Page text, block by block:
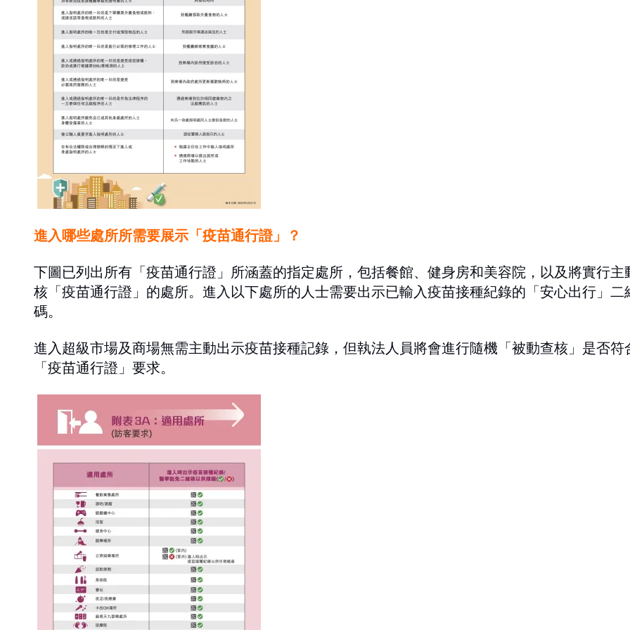
進入哪些處所所需要展示「疫苗通行證」？
下圖已列出所有「疫苗通行證」所涵蓋的指定處所，包括餐館、健身房和美容院，以及將實行主
核「疫苗通行證」的處所。進入以下處所的人士需要出示已輸入疫苗接種紀錄的「安心出行」二
碼。
進入超級市場及商場無需主動出示疫苗接種記錄，但執法人員將會進行隨機「被動查核」是否符
「疫苗通行證」要求。